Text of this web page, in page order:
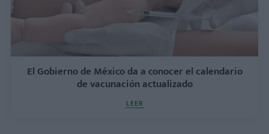
El Gobierno de México da a conocer el calendario
de vacunación actualizado
LEER